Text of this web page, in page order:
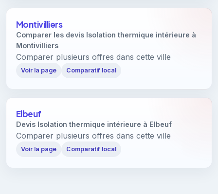
Montivilliers
Comparer les devis Isolation thermique intérieure à
Montivilliers
Comparer plusieurs offres dans cette ville
Voir la page Comparatif local
Elbeuf
Devis Isolation thermique intérieure à Elbeuf
Comparer plusieurs offres dans cette ville
Voir la page Comparatif local